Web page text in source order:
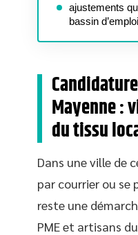
ajustements
bassin d’emploi
Mayenne :
du tissu
Dans une ville de
par courrier ou se
reste une
PME et artisans